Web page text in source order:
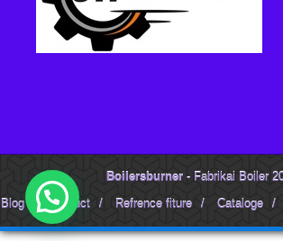
Boilersburner - Fabrikai Boiler
Blog
/ Product / Refrence fiture / Cataloge /